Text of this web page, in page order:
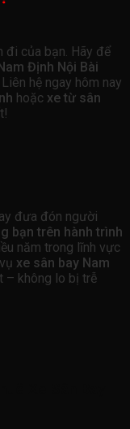
đi của bạn. Hãy để
Định Nội Bài
hệ ngay hôm nay
hoặc xe từ sân
đưa đón người
bạn trên hành trình
năm trong lĩnh vực
xe sân bay Nam
– không lo bị trễ